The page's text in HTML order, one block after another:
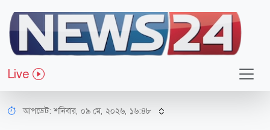
Live
সারাদেশ
সীমাবদ্ধতা থাকায় রেলসেবা উন্নয়নে
ধীরগতি: প্রতিমন্ত্রী
আপডেট: শনিবার, ০৯ মে, ২০২৬, ১৬:৪৮